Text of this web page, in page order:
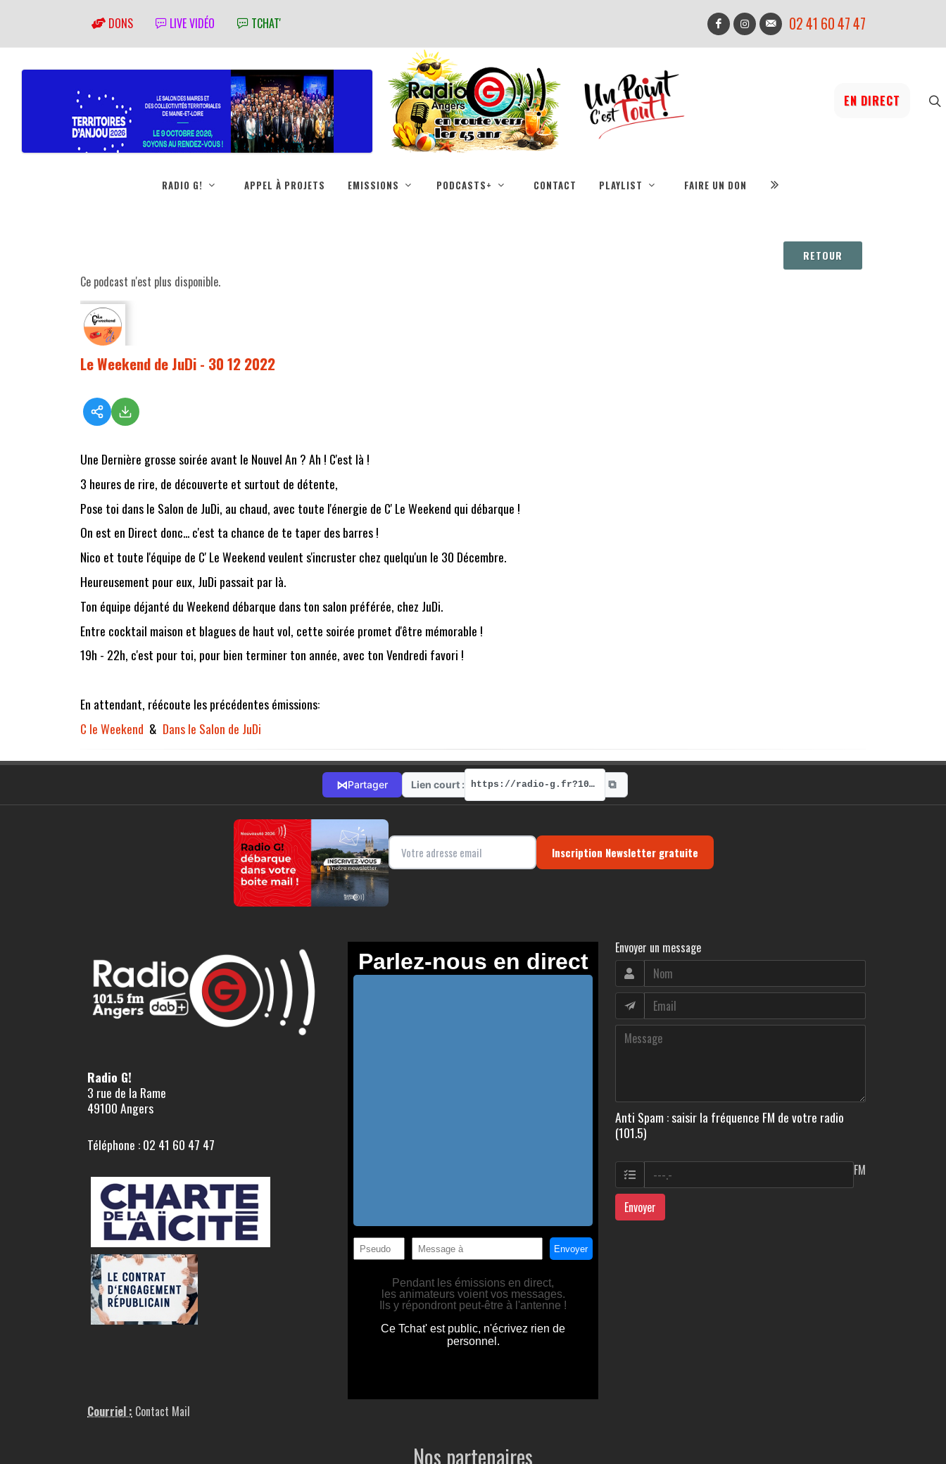
DONS LIVE VIDÉO TCHAT' 02 41 60 47 47
EN DIRECT
RADIO G! APPEL À PROJETS EMISSIONS PODCASTS+ CONTACT PLAYLIST FAIRE UN DON
RETOUR
Ce podcast n'est plus disponible.
Le Weekend de JuDi - 30 12 2022
Une Dernière grosse soirée avant le Nouvel An ? Ah ! C'est là !
3 heures de rire, de découverte et surtout de détente,
Pose toi dans le Salon de JuDi, au chaud, avec toute l'énergie de C' Le Weekend qui débarque !
On est en Direct donc... c'est ta chance de te taper des barres !
Nico et toute l'équipe de C' Le Weekend veulent s'incruster chez quelqu'un le 30 Décembre.
Heureusement pour eux, JuDi passait par là.
Ton équipe déjanté du Weekend débarque dans ton salon préférée, chez JuDi.
Entre cocktail maison et blagues de haut vol, cette soirée promet d'être mémorable !
19h - 22h, c'est pour toi, pour bien terminer ton année, avec ton Vendredi favori !
En attendant, réécoute les précédentes émissions:
C le Weekend & Dans le Salon de JuDi
⋈Partager Lien court : https://radio-g.fr?10545 ⧉
Inscription Newsletter gratuite
Radio G!
3 rue de la Rame
49100 Angers
Téléphone : 02 41 60 47 47
Courriel : Contact Mail
Envoyer un message
Anti Spam : saisir la fréquence FM de votre radio
(101.5)
FM
Envoyer
Nos partenaires